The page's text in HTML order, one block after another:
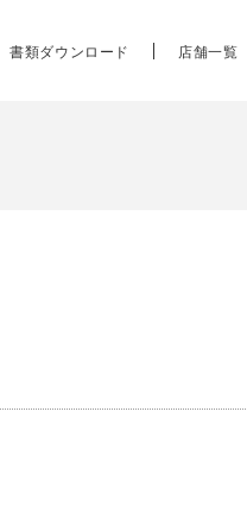
書類ダウンロード 店舗一覧